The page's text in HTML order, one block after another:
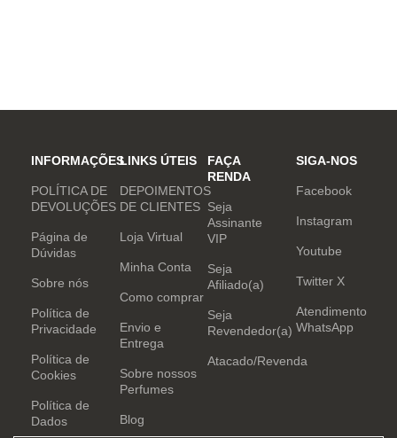
INFORMAÇÕES
POLÍTICA DE
DEVOLUÇÕES
Página de
Dúvidas
Sobre nós
Política de
Privacidade
Política de
Cookies
Política de
Dados
LINKS ÚTEIS
DEPOIMENTOS
DE CLIENTES
Loja Virtual
Minha Conta
Como comprar
Envio e
Entrega
Sobre nossos
Perfumes
Blog
FAÇA
RENDA
Seja
Assinante
VIP
Seja
Afiliado(a)
Seja
Revendedor(a)
Atacado/Revenda
SIGA-NOS
Facebook
Instagram
Youtube
Twitter X
Atendimento
WhatsApp